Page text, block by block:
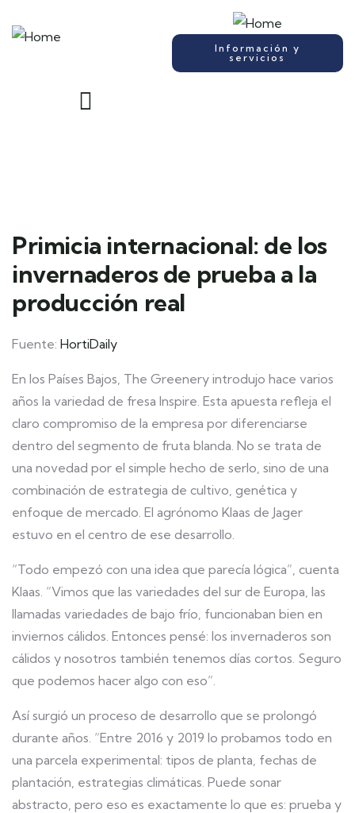
Información y
servicios
Primicia internacional: de los
invernaderos de prueba a la
producción real
Fuente: HortiDaily
En los Países Bajos, The Greenery introdujo hace varios
años la variedad de fresa Inspire. Esta apuesta refleja el
claro compromiso de la empresa por diferenciarse
dentro del segmento de fruta blanda. No se trata de
una novedad por el simple hecho de serlo, sino de una
combinación de estrategia de cultivo, genética y
enfoque de mercado. El agrónomo Klaas de Jager
estuvo en el centro de ese desarrollo.
“Todo empezó con una idea que parecía lógica”, cuenta
Klaas. “Vimos que las variedades del sur de Europa, las
llamadas variedades de bajo frío, funcionaban bien en
inviernos cálidos. Entonces pensé: los invernaderos son
cálidos y nosotros también tenemos días cortos. Seguro
que podemos hacer algo con eso”.
Así surgió un proceso de desarrollo que se prolongó
durante años. “Entre 2016 y 2019 lo probamos todo en
una parcela experimental: tipos de planta, fechas de
plantación, estrategias climáticas. Puede sonar
abstracto, pero eso es exactamente lo que es: prueba y